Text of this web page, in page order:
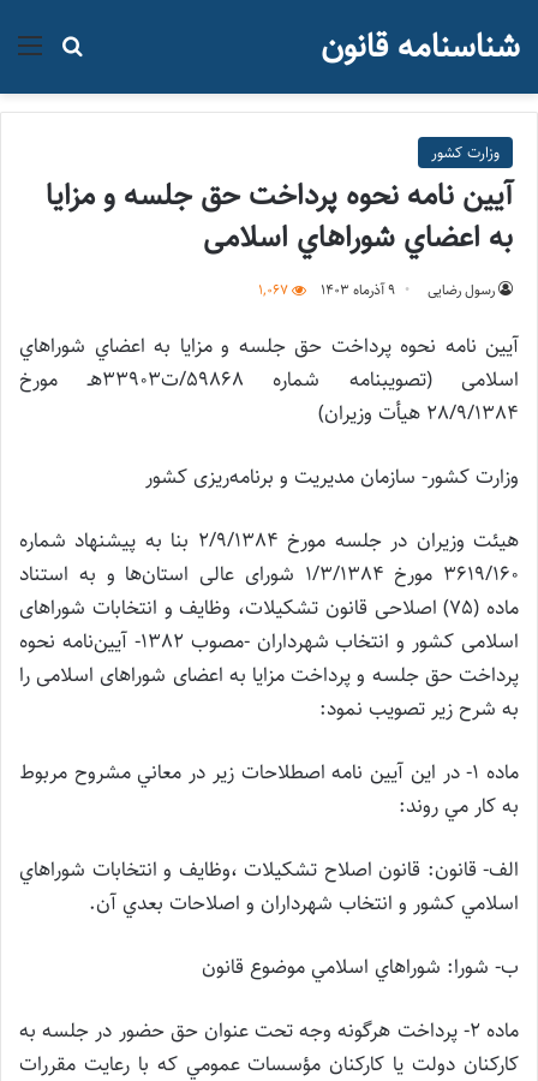
جستجو شناسنامه قانون
وزارت کشور
آيين نامه نحوه پرداخت حق جلسه و مزايا
به اعضاي شوراهاي اسلامی
رسول رضایی ۹ آذر‌ماه ۱۴۰۳ 1,067
آيين نامه نحوه پرداخت حق جلسه و مزايا به اعضاي شوراهاي
اسلامی (تصویبنامه شماره 59868/ت33903هـ مورخ
28/9/1384 هیأت وزیران)
وزارت کشور- سازمان مدیریت و برنامه‌ریزی کشور
هیئت وزیران در جلسه مورخ 2/9/1384 بنا به پیشنهاد شماره
3619/160 مورخ 1/3/1384 شورای عالی استان‌ها و به استناد
ماده (75) اصلاحی قانون تشکیلات، وظایف و انتخابات شوراهای
اسلامی کشور و انتخاب شهرداران -مصوب 1382- آیین‌نامه نحوه
پرداخت حق جلسه و پرداخت مزایا به اعضای شوراهای اسلامی را
به شرح زیر تصویب نمود:
ماده 1- در اين آيين نامه اصطلاحات زير در معاني مشروح مربوط
به كار مي روند:
الف- قانون: قانون اصلاح تشكيلات ،وظايف و انتخابات شوراهاي
اسلامي كشور و انتخاب شهرداران و اصلاحات بعدي آن.
ب- شورا: شوراهاي اسلامي موضوع قانون
ماده 2- پرداخت هرگونه وجه تحت عنوان حق حضور در جلسه به
كاركنان دولت يا كاركنان مؤسسات عمومي كه با رعايت مقررات